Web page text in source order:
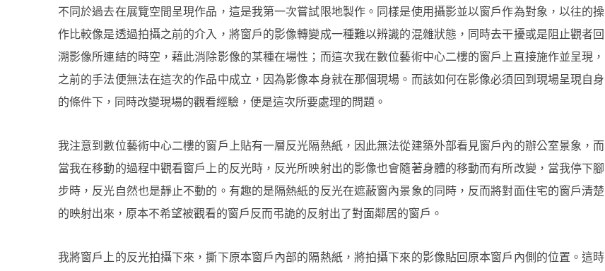
不同於過去在展覽空間呈現作品，這是我第一次嘗試限地製作。同樣是使用攝影並以窗戶作為對象，以往的操
作比較像是透過拍攝之前的介入，將窗戶的影像轉變成一種難以辨識的混雜狀態，同時去干擾或是阻止觀者回
溯影像所連結的時空，藉此消除影像的某種在場性；而這次我在數位藝術中心二樓的窗戶上直接施作並呈現，
之前的手法便無法在這次的作品中成立，因為影像本身就在那個現場。而該如何在影像必須回到現場呈現自身
的條件下，同時改變現場的觀看經驗，便是這次所要處理的問題。
我注意到數位藝術中心二樓的窗戶上貼有一層反光隔熱紙，因此無法從建築外部看見窗戶內的辦公室景象，而
當我在移動的過程中觀看窗戶上的反光時，反光所映射出的影像也會隨著身體的移動而有所改變，當我停下腳
步時，反光自然也是靜止不動的。有趣的是隔熱紙的反光在遮蔽窗內景象的同時，反而將對面住宅的窗戶清楚
的映射出來，原本不希望被觀看的窗戶反而弔詭的反射出了對面鄰居的窗戶。
我將窗戶上的反光拍攝下來，撕下原本窗戶內部的隔熱紙，將拍攝下來的影像貼回原本窗戶內側的位置。這時